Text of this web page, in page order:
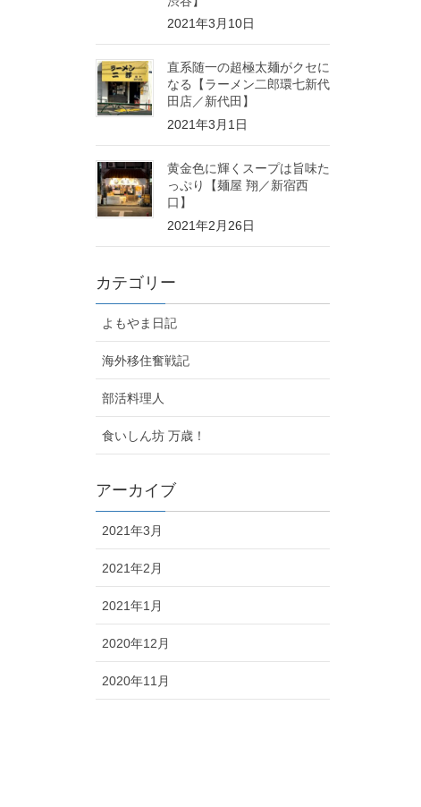
2021年3月10日
直系随一の超極太麺がクセに
なる【ラーメン二郎環七新代
田店／新代田】
2021年3月1日
黄金色に輝くスープは旨味た
っぷり【麺屋 翔／新宿西
口】
2021年2月26日
カテゴリー
よもやま日記
海外移住奮戦記
部活料理人
食いしん坊 万歳！
アーカイブ
2021年3月
2021年2月
2021年1月
2020年12月
2020年11月